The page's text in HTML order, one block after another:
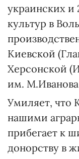
украинских и
культур в
Киевской
Херсонской
им. М.Иванова
Умиляет, что
нашими
прибегает к
донорству в